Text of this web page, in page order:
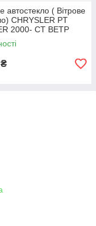
автостекло ( Вітрове
CHRYSLER PT
2000- СТ ВЕТР
₴